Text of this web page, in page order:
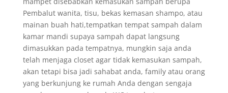
Pembalut wanita, tisu, bekas kemasan shampo, atau
mainan buah hati,tempatkan tempat sampah dalam
kamar mandi supaya sampah dapat langsung
dimasukkan pada tempatnya, mungkin saja anda
telah menjaga closet agar tidak kemasukan sampah,
akan tetapi bisa jadi sahabat anda, family atau orang
yang berkunjung ke rumah Anda dengan sengaja